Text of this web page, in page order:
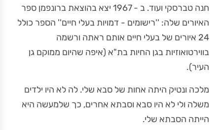
חנה טברסקי ועוד. ב - 1967 יצא בהוצאת ברונפמן ספר
האיורים שלה: ''רישומים - דמויות בעלי חיים'' הספר כולל
24 איורים של בעלי חיים אותם ראתה ורשמה
בווירטואוזיות בגן החיות בת"א (איפה שהיום ממוקם גן
העיר).
מלכה ונטיק היתה אחות של סבא שלי. לה לא היו ילדים
משלה ולי לא היו סבא וסבתא אחרים, כך שלמעשה היא
הייתה הסבתא שלי.